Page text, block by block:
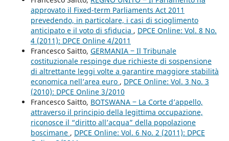
approvato il Fixed-term Parliaments Act 2011
prevedendo, in particolare, i casi di scioglimento
anticipato e il voto di sfiducia , DPCE Online: Vol. 8 No.
4 (2011): DPCE Online 4/2011
Francesco Saitto, GERMANIA ‒ Il Tribunale
costituzionale respinge due richieste di sospensione
di altrettante leggi volte a garantire maggiore stabilità
economica nell’area euro , DPCE Online: Vol. 3 No. 3
(2010): DPCE Online 3/2010
Francesco Saitto, BOTSWANA ‒ La Corte d’appello,
attraverso il principio della legittima occupazione,
riconosce il “diritto all’acqua” della popolazione
boscimane , DPCE Online: Vol. 6 No. 2 (2011): DPCE